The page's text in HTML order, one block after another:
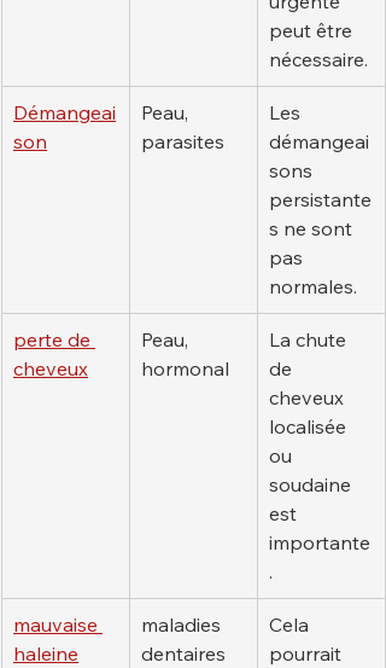
peut être
nécessaire.
Démangeai
son
Peau,
parasites
Les
démangeai
sons
persistante
s ne sont
pas
normales.
perte de
cheveux
Peau,
hormonal
La chute
de
cheveux
localisée
ou
soudaine
est
importante
.
mauvaise
haleine
maladies
dentaires
Cela
pourrait